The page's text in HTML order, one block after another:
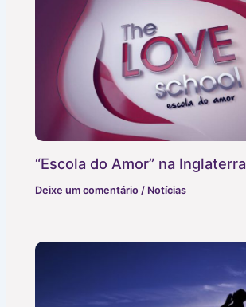
“Escola do Amor” na Inglaterra
Deixe um comentário / Notícias